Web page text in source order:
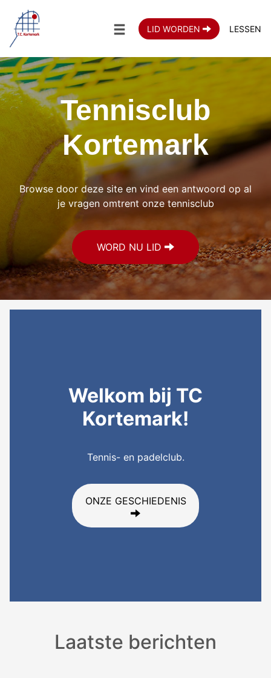
LID WORDEN LESSEN
Tennisclub
Kortemark
Browse door deze site en vind een antwoord op al
je vragen omtrent onze tennisclub
WORD NU LID
Welkom bij TC
Kortemark!
Tennis- en padelclub.
ONZE GESCHIEDENIS
Laatste berichten